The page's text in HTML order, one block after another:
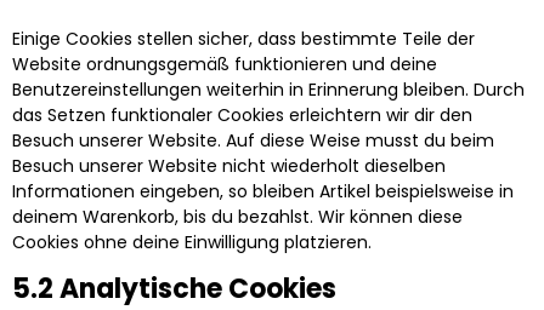
Einige Cookies stellen sicher, dass bestimmte Teile der
Website ordnungsgemäß funktionieren und deine
Benutzereinstellungen weiterhin in Erinnerung bleiben. Durch
das Setzen funktionaler Cookies erleichtern wir dir den
Besuch unserer Website. Auf diese Weise musst du beim
Besuch unserer Website nicht wiederholt dieselben
Informationen eingeben, so bleiben Artikel beispielsweise in
deinem Warenkorb, bis du bezahlst. Wir können diese
Cookies ohne deine Einwilligung platzieren.
5.2 Analytische Cookies